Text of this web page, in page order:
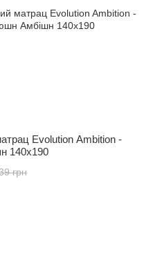
Evolution Ambition -
140x190
грн